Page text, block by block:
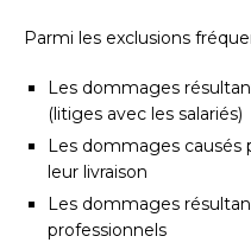
Parmi les exclusions
Les dommages
(litiges avec les salariés)
Les dommages causés
leur livraison
Les dommages
professionnels